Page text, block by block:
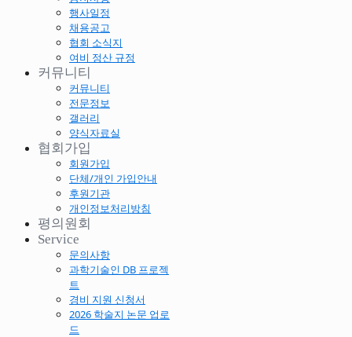
행사일정
채용공고
협회 소식지
여비 정산 규정
커뮤니티
커뮤니티
전문정보
갤러리
양식자료실
협회가입
회원가입
단체/개인 가입안내
후원기관
개인정보처리방침
평의원회
Service
문의사항
과학기술인 DB 프로젝
트
경비 지원 신청서
2026 학술지 논문 업로
드